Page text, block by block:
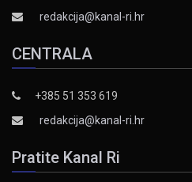
redakcija@kanal-ri.hr
CENTRALA
+385 51 353 619
redakcija@kanal-ri.hr
Pratite Kanal Ri